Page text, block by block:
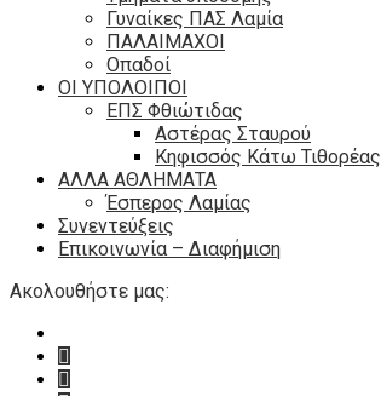
Γυναίκες ΠΑΣ Λαμία
ΠΑΛΑΙΜΑΧΟΙ
Οπαδοί
ΟΙ ΥΠΟΛΟΙΠΟΙ
ΕΠΣ Φθιώτιδας
Αστέρας Σταυρού
Κηφισσός Κάτω Τιθορέας
ΑΛΛΑ ΑΘΛΗΜΑΤΑ
Έσπερος Λαμίας
Συνεντεύξεις
Επικοινωνία – Διαφήμιση
Ακολουθήστε μας: